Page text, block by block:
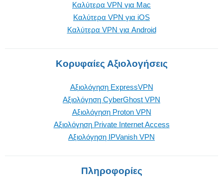
Καλύτερα VPN για Mac
Καλύτερα VPN για iOS
Καλύτερα VPN για Android
Κορυφαίες Αξιολογήσεις
Αξιολόγηση ExpressVPN
Αξιολόγηση CyberGhost VPN
Αξιολόγηση Proton VPN
Αξιολόγηση Private Internet Access
Αξιολόγηση IPVanish VPN
Πληροφορίες